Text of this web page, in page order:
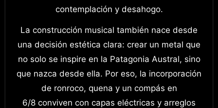
contemplación y desahogo.
La construcción musical también nace desde
una decisión estética clara: crear un metal que
no solo se inspire en la Patagonia Austral, sino
que nazca desde ella. Por eso, la incorporación
de ronroco, quena y un compás en
6/8 conviven con capas eléctricas y arreglos